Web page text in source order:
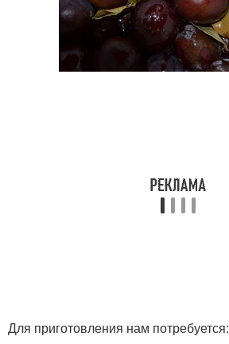
Для приготовления нам потребуется: